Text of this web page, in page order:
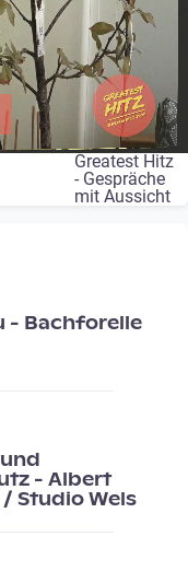
Greatest Hitz
- Gespräche
mit Aussicht
- Bachforelle
- Albert
Studio Wels